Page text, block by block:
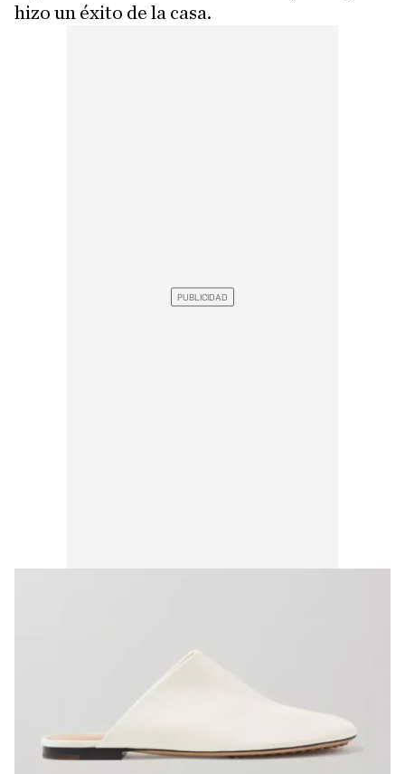
hizo un éxito de la casa.